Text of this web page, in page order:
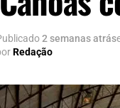
2 semanas atrás
Redação